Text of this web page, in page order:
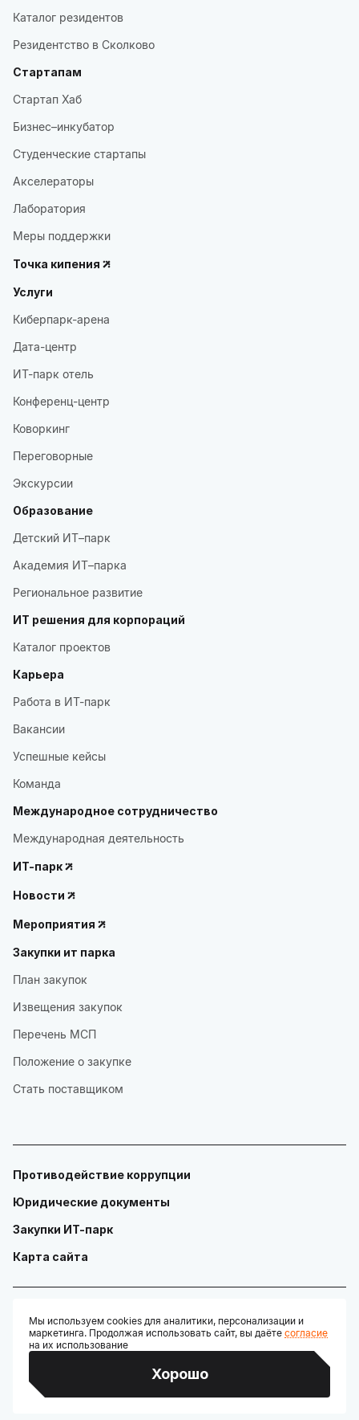
Каталог резидентов
Резидентство в Сколково
Стартапам
Стартап Хаб
Бизнес–инкубатор
Студенческие стартапы
Акселераторы
Лаборатория
Меры поддержки
Точка кипения
Услуги
Киберпарк-арена
Дата-центр
ИТ-парк отель
Конференц-центр
Коворкинг
Переговорные
Экскурсии
Образование
Детский ИТ–парк
Академия ИТ–парка
Региональное развитие
ИТ решения для корпораций
Каталог проектов
Карьера
Работа в ИТ-парк
Вакансии
Успешные кейсы
Команда
Международное сотрудничество
Международная деятельность
ИТ-парк
Новости
Мероприятия
Закупки ит парка
План закупок
Извещения закупок
Перечень МСП
Положение о закупке
Стать поставщиком
Противодействие коррупции
Юридические документы
Закупки ИТ-парк
Карта сайта
© ГАУ "Технопарк в сфере высоких технологий «ИТ-парк»"
Разработано:
Credits: Google Fonts, Material Symbols
Мы используем cookies для аналитики, персонализации и
маркетинга. Продолжая использовать сайт, вы даёте согласие
на их использование
Хорошо